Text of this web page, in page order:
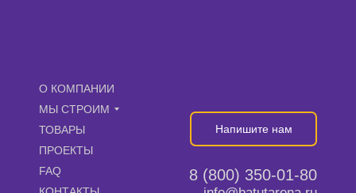
О КОМПАНИИ
МЫ СТРОИМ
ТОВАРЫ
Напишите нам
ПРОЕКТЫ
8 (800) 350-01-80
FAQ